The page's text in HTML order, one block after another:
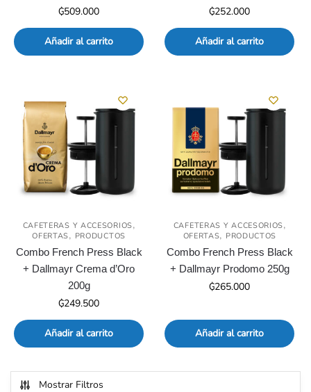
₲509.000
Añadir al carrito
₲252.000
Añadir al carrito
CAFETERAS Y ACCESORIOS,
OFERTAS, PRODUCTOS
Combo French Press Black
+ Dallmayr Crema d’Oro
200g
₲249.500
Añadir al carrito
CAFETERAS Y ACCESORIOS,
OFERTAS, PRODUCTOS
Combo French Press Black
+ Dallmayr Prodomo 250g
₲265.000
Añadir al carrito
Mostrar Filtros